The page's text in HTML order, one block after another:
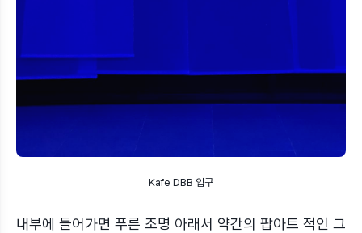
Kafe DBB 입구
내부에 들어가면 푸른 조명 아래서 약간의 팝아트 적인 그